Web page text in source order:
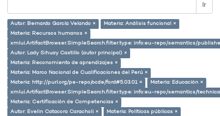
Ir
Autor: Bernardo García Velando ×
Materia: Análisis funcional ×
Materia: Recursos humanos ×
xmlui.ArtifactBrowser.SimpleSearch.filter.type: info:eu-repo/semantics/
Autor: Lady Sihuay Castillo (autor principal) ×
Materia: Reconomiento de aprendizajes ×
Materia: Marco Nacional de Cualificaciones del Perú ×
Materia: http://purl.org/pe-repo/ocde/ford#5.03.01 ×
Materia: Educación ×
xmlui.ArtifactBrowser.SimpleSearch.filter.type: info:eu-repo/semantics/
Materia: Certificación de Competencias ×
Autor: Evelin Catacora Caracholi ×
Materia: Políticas públicas ×